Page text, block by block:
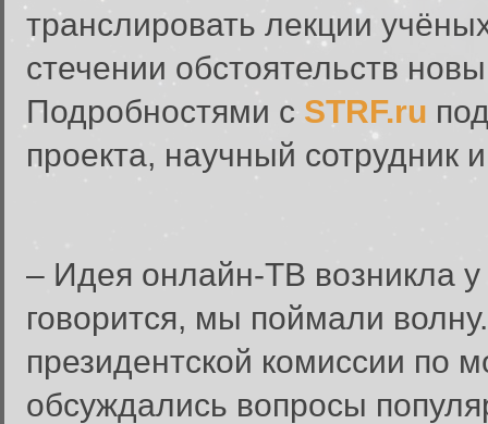
транслировать лекции
стечении обстоятельств
Подробностями с STRF.ru
проекта, научный сотрудник
– Идея онлайн-ТВ возникла у
говорится, мы поймали
президентской комиссии по
обсуждались вопросы